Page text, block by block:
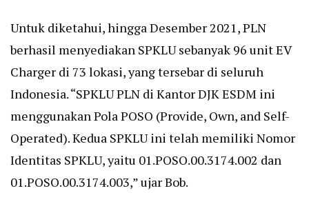
Untuk diketahui, hingga Desember 2021, PLN
berhasil menyediakan SPKLU sebanyak 96 unit EV
Charger di 73 lokasi, yang tersebar di seluruh
Indonesia. “SPKLU PLN di Kantor DJK ESDM ini
menggunakan Pola POSO (Provide, Own, and Self-
Operated). Kedua SPKLU ini telah memiliki Nomor
Identitas SPKLU, yaitu 01.POSO.00.3174.002 dan
01.POSO.00.3174.003,” ujar Bob.